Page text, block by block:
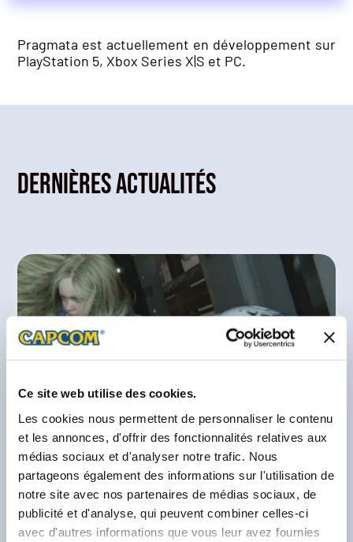
Ce site web utilise des cookies.
Les cookies nous permettent de personnaliser le contenu
et les annonces, d'offrir des fonctionnalités relatives aux
médias sociaux et d'analyser notre trafic. Nous
partageons également des informations sur l'utilisation de
notre site avec nos partenaires de médias sociaux, de
publicité et d'analyse, qui peuvent combiner celles-ci
avec d'autres informations que vous leur avez fournies
Pragmata est actuellement en développement sur
PlayStation 5, Xbox Series X|S et PC.
Dernières actualités
17 avril 2026 — Pragmata
APRES UN LOOONG VOYAGE, PRAGMATA
ARRIVE SUR TERRE ET SUR PLAYSTATION